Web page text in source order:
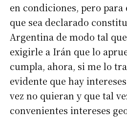
en condiciones, pero para
que sea declarado
Argentina de modo tal
exigirle a Irán que lo
cumpla, ahora, si me lo
evidente que hay
vez no quieran y que tal
convenientes intereses